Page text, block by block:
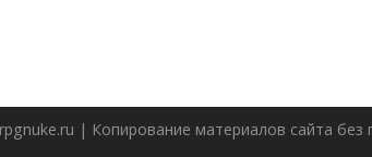
| Копирование материалов сайта